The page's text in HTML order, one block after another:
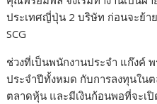
ประเทศญี่ปุ่น 2 บริษัท ก่อนจะย้า
SCG
ช่วงที่เป็นพนักงานประจำ แก๊งค์
ประจำปีทั้งหมด กับการลงทุนใน
ตลาดหุ้น และมีเงินก้อนพอที่จะเ